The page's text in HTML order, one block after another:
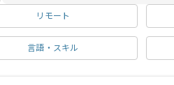
リモート
言語・スキル